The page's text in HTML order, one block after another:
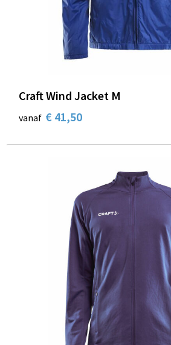
Craft Wind Jacket M
vanaf € 41,50